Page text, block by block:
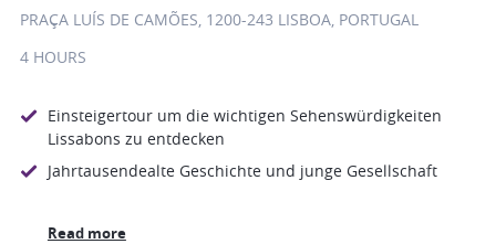
PRAÇA LUÍS DE CAMÕES, 1200-243 LISBOA, PORTUGAL
4 HOURS
Einsteigertour um die wichtigen Sehenswürdigkeiten
Lissabons zu entdecken
Jahrtausendealte Geschichte und junge Gesellschaft
Read more